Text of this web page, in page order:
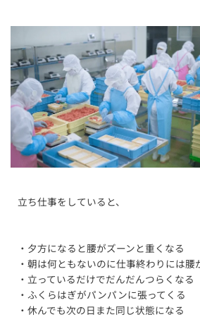
立ち仕事をしていると、
・夕方になると腰がズーンと重くなる
・朝は何ともないのに仕事終わりには腰
・立っているだけでだんだんつらくなる
・ふくらはぎがパンパンに張ってくる
・休んでも次の日また同じ状態になる